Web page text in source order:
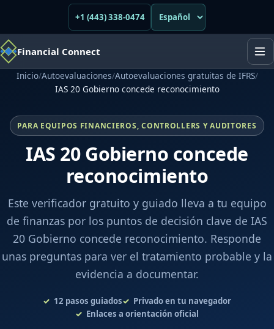
+1 (443) 338-0474
Financial Connect
Inicio/Autoevaluaciones/Autoevaluaciones gratuitas de IFRS/
IAS 20 Gobierno concede reconocimiento
PARA EQUIPOS FINANCIEROS, CONTROLLERS Y AUDITORES
IAS 20 Gobierno concede
reconocimiento
Este verificador gratuito y guiado lleva a tu equipo
de finanzas por los puntos de decisión clave de IAS
20 Gobierno concede reconocimiento. Responde
unas preguntas para ver el tratamiento probable y la
evidencia a documentar.
12 pasos guiados
Privado en tu navegador
Enlaces a orientación oficial